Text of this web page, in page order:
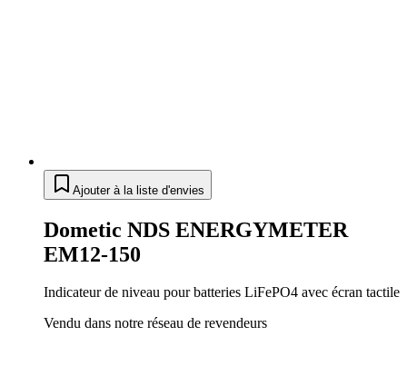
Ajouter à la liste d'envies
Dometic NDS ENERGYMETER
EM12-150
Indicateur de niveau pour batteries LiFePO4 avec écran tactile
Vendu dans notre réseau de revendeurs